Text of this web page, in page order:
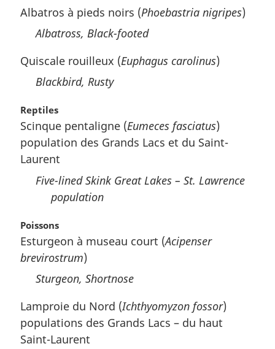
Albatros à pieds noirs (Phoebastria nigripes)
Albatross, Black-footed
Quiscale rouilleux (Euphagus carolinus)
Blackbird, Rusty
Reptiles
Scinque pentaligne (Eumeces fasciatus)
population des Grands Lacs et du Saint-
Laurent
Five-lined Skink Great Lakes – St. Lawrence
population
Poissons
Esturgeon à museau court (Acipenser
brevirostrum)
Sturgeon, Shortnose
Lamproie du Nord (Ichthyomyzon fossor)
populations des Grands Lacs – du haut
Saint-Laurent